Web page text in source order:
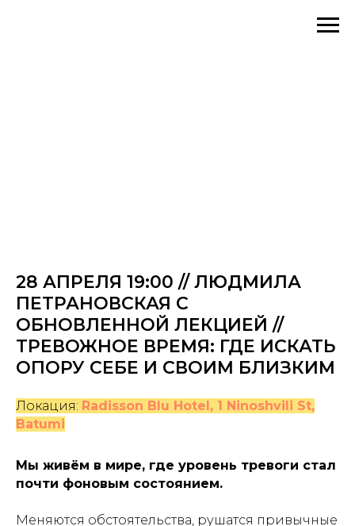
28 АПРЕЛЯ 19:00 // ЛЮДМИЛА
ПЕТРАНОВСКАЯ С
ОБНОВЛЕННОЙ ЛЕКЦИЕЙ //
ТРЕВОЖНОЕ ВРЕМЯ: ГДЕ ИСКАТЬ
ОПОРУ СЕБЕ И СВОИМ БЛИЗКИМ
Локация: Radisson Blu Hotel, 1 Ninoshvili St,
Batumi
Мы живём в мире, где уровень тревоги стал
почти фоновым состоянием.
Меняются обстоятельства, рушатся привычные